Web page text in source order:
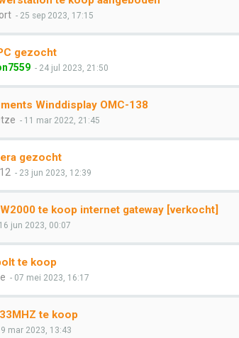
- 25 sep 2023, 17:15
gezocht
- 24 jul 2023, 21:50
Winddisplay OMC-138
- 11 mar 2022, 21:45
gezocht
- 23 jun 2023, 12:39
te koop internet gateway [verkocht]
jun 2023, 00:07
te koop
- 07 mei 2023, 16:17
te koop
mar 2023, 13:43